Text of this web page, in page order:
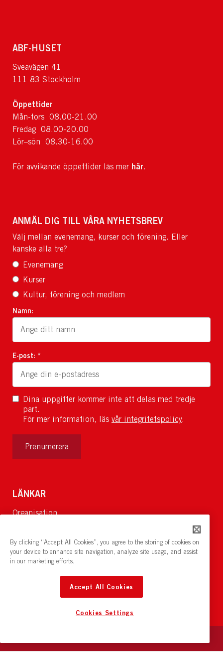
ABF-HUSET
Sveavägen 41
111 83 Stockholm
Öppettider
Mån-tors 08.00-21.00
Fredag 08.00-20.00
Lör–sön 08.30-16.00
För avvikande öppettider läs mer här.
ANMÄL DIG TILL VÅRA NYHETSBREV
Välj mellan evenemang, kurser och förening. Eller
kanske alla tre?
Evenemang
Kurser
Kultur, förening och medlem
Namn:
E-post: *
Dina uppgifter kommer inte att delas med tredje
part.
För mer information, läs vår integritetspolicy.
Prenumerera
LÄNKAR
Organisation
Lediga jobb
Nyheter och pressrum
Restaurang och konferens: cirkelnstockholm.se
By clicking “Accept All Cookies”, you agree to the storing of cookies on
your device to enhance site navigation, analyze site usage, and assist
in our marketing efforts.
Accept All Cookies
Cookies Settings